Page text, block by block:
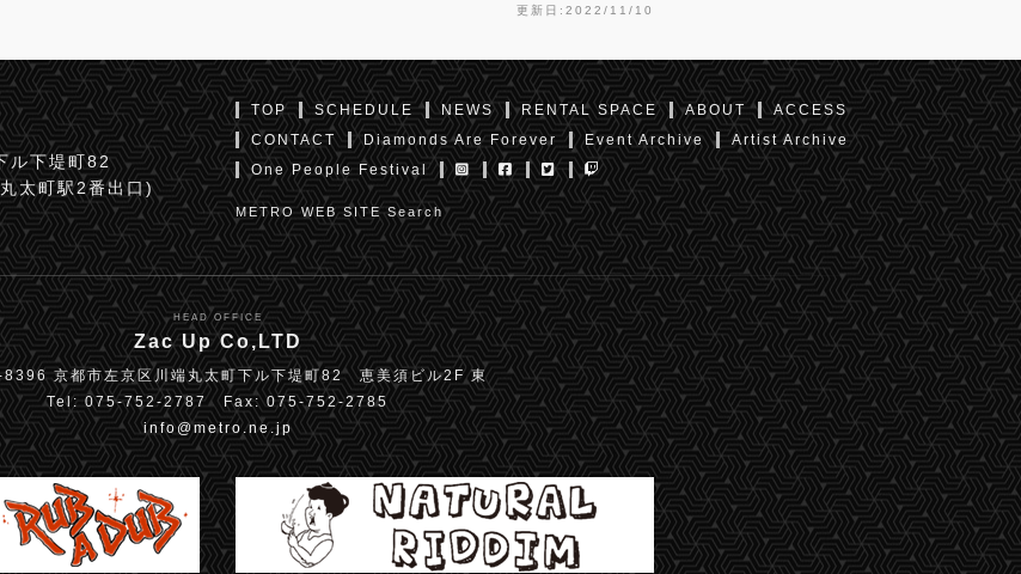
更新日:2022/11/10
ル下堤町82
太町駅2番出口)
TOP SCHEDULE NEWS RENTAL SPACE ABOUT
ACCESS
CONTACT
Diamonds Are Forever Event Archive
Artist Archive
One People Festival
METRO WEB SITE Search
HEAD OFFICE
Zac Up Co,LTD
京都市左京区川端丸太町下ル下堤町82 恵美須ビル2F 東
Tel: 075-752-2787 Fax: 075-752-2785
info@metro.ne.jp